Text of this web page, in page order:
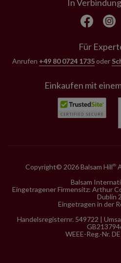
In
Für
Anrufen +49 80 0724 1735oder
Einkaufen mit
Copyright© 2026 Balsam Hill®
Balsam
Eingetragener Firmensitz: Arthur
Dublin 2
Eingetragen in der
Handelsregisternr. 549722 |
WEEE-Reg.-Nr.